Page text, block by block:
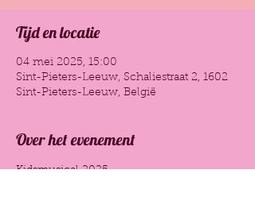
Tijd en locatie
04 mei 2025, 15:00
Sint-Pieters-Leeuw, Schaliestraat 2, 1602
Sint-Pieters-Leeuw, België
Over het evenement
Kidsmusical 2025